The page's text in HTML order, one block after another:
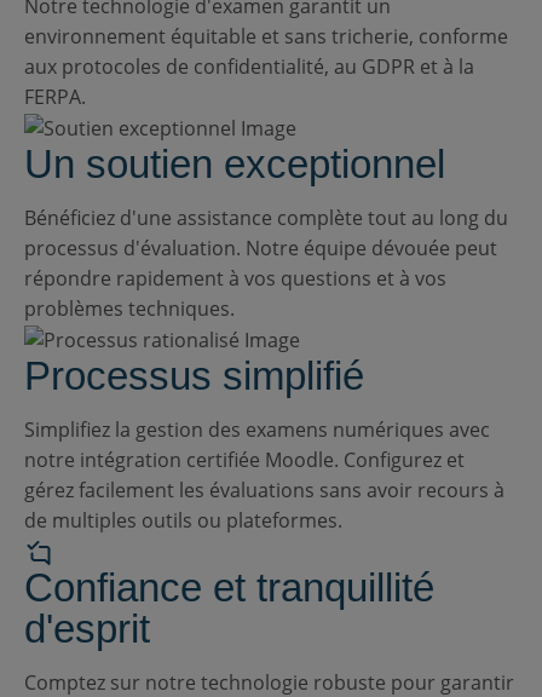
Notre technologie d'examen garantit un
environnement équitable et sans tricherie, conforme
aux protocoles de confidentialité, au GDPR et à la
FERPA.
Un soutien exceptionnel
Bénéficiez d'une assistance complète tout au long du
processus d'évaluation. Notre équipe dévouée peut
répondre rapidement à vos questions et à vos
problèmes techniques.
Processus simplifié
Simplifiez la gestion des examens numériques avec
notre intégration certifiée Moodle. Configurez et
gérez facilement les évaluations sans avoir recours à
de multiples outils ou plateformes.
Confiance et tranquillité
d'esprit
Comptez sur notre technologie robuste pour garantir